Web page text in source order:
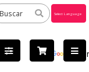
by